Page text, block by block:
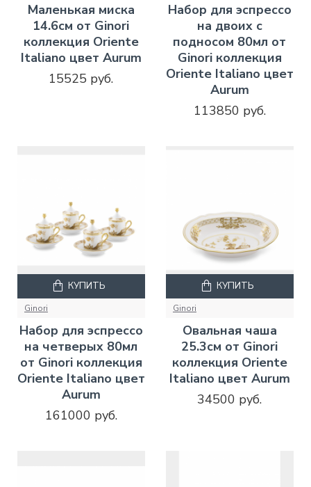
Маленькая миска
14.6см от Ginori
коллекция Oriente
Italiano цвет Aurum
15525 руб.
Набор для эспрессо
на двоих с
подносом 80мл от
Ginori коллекция
Oriente Italiano цвет
Aurum
113850 руб.
Ginori
Набор для эспрессо
на четверых 80мл
от Ginori коллекция
Oriente Italiano цвет
Aurum
161000 руб.
КУПИТЬ
Ginori
Овальная чаша
25.3см от Ginori
коллекция Oriente
Italiano цвет Aurum
34500 руб.
КУПИТЬ